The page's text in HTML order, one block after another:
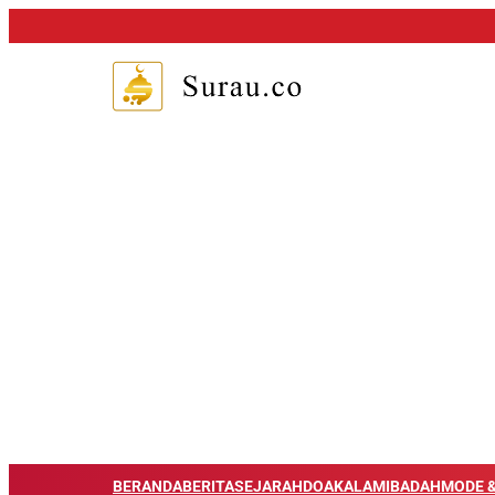
BERANDABERITASEJARAHDOAKALAMIBADAHMODE